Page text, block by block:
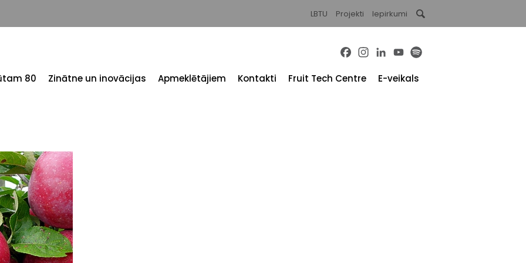
LBTU Projekti Iepirkumi
Facebook
Instagram
LinkedInYouTube
80 Zinātne un inovācijas Apmeklētājiem Kontakti Fruit Tech Centre E-veikals